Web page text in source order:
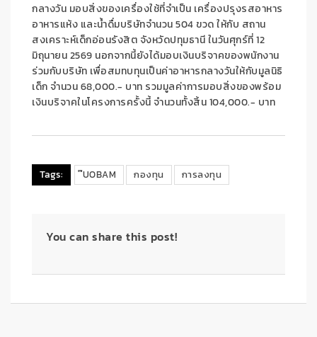
กลางวัน มอบสิ่งของเครื่องใช้ที่จำเป็น เครื่องปรุงรสอาหาร
อาหารแห้ง และน้ำดื่มบริษัทจำนวน 504 ขวด ให้กับ สถาน
สงเคราะห์เด็กอ่อนรังสิต จังหวัดปทุมธานี ในวันศุกร์ที่ 12
มิถุนายน 2569 นอกจากนี้ยังได้มอบเงินบริจาคของพนักงาน
ร่วมกับบริษัท เพื่อสมทบทุนเป็นค่าอาหารกลางวันให้กับมูลนิธิ
เด็ก จำนวน68,000.- บาท รวมมูลค่าการมอบสิ่งของพร้อม
เงินบริจาคในโครงการครั้งนี้ จำนวนทั้งสิ้น104,000.- บาท
Tags: ๊UOBAM กองทุน การลงทุน
You can share this post!